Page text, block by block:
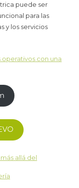
puede ser
para las
y los servicios
con una
allá del